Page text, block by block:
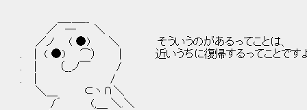
／ ― ＼
／ノ ( ●) ＼ そういうのがあるってことは、
. ｜ ( ●) ⌒） | 近いうちに復帰するってことです
. ｜ （__ノ￣ /
. ｜ /
＼＿ ⊂ヽ∩＼
/´ (,＿ ＼.＼